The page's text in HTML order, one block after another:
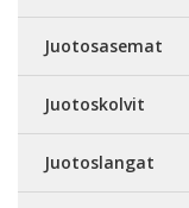
Juotosasemat
Juotoskolvit
Juotoslangat